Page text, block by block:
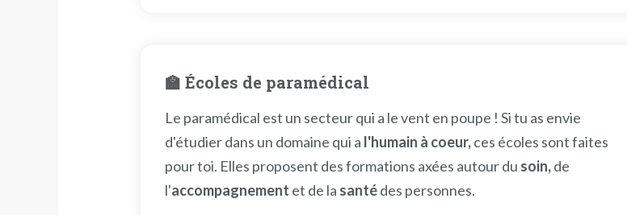
🏫 Écoles de paramédical
Le paramédical est un secteur qui a le vent en poupe ! Si tu as envie
d'étudier dans un domaine qui a l'humain à coeur,ces écoles sont faites
pour toi. Elles proposent des formations axées autour du soin,de
l'accompagnement et de la santédes personnes.